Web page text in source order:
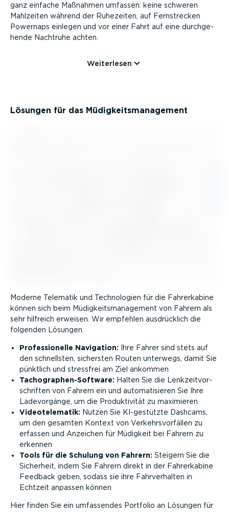
ganz einfache Maßnahmen umfassen: keine schweren
Mahlzeiten während der Ruhezeiten, auf Fernstrecken
Powernaps einlegen und vor einer Fahrt auf eine durch­ge­
hende Nachtruhe achten.
Weiterlesen
Lösungen für das Müdig­keits­ma­nagement
Moderne Telematik und Techno­logien für die Fahrer­kabine
können sich beim Müdig­keits­ma­nagement von Fahrern als
sehr hilfreich erweisen. Wir empfehlen ausdrücklich die
folgenden Lösungen.
Profes­sio­nelle Navigation:Ihre Fahrer sind stets auf
den schnellsten, sichersten Routen unterwegs, damit Sie
pünktlich und stressfrei am Ziel ankommen
Tacho­gra­phen-­Software:Halten Sie die Lenkzeit­vor­
schriften von Fahrern ein und automa­ti­sieren Sie Ihre
Ladevor­gänge, um die Produk­ti­vität zu maximieren
Video­t­e­le­matik:Nutzen Sie KI-ge­stützte Dashcams,
um den gesamten Kontext von Verkehrs­vor­fällen zu
erfassen und Anzeichen für Müdigkeit bei Fahrern zu
erkennen
Tools für die Schulung von Fahrern:Steigern Sie die
Sicherheit, indem Sie Fahrern direkt in der Fahrer­kabine
Feedback geben, sodass sie ihre Fahrver­halten in
Echtzeit anpassen können
Hier finden Sie ein umfassendes Portfolio an Lösungen für